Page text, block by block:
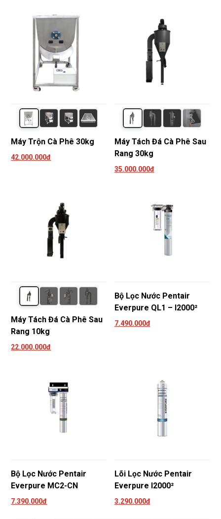
Máy Trộn Cà Phê 30kg
42.000.000đ
Máy Tách Đá Cà Phê Sau
Rang 30kg
35.000.000đ
Máy Tách Đá Cà Phê Sau
Rang 10kg
22.000.000đ
Bộ Lọc Nước Pentair
Everpure QL1 – I2000²
7.490.000đ
Bộ Lọc Nước Pentair
Everpure MC2-CN
7.390.000đ
Lõi Lọc Nước Pentair
Everpure I2000²
3.290.000đ